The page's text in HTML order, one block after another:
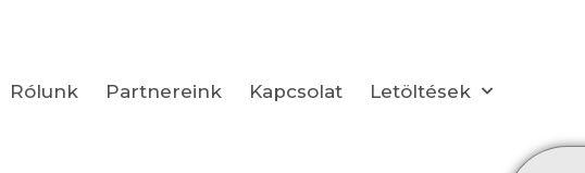
Rólunk Partnereink Kapcsolat Letöltések